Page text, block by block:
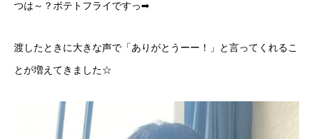
つは～？ポテトフライですっ➡
渡したときに大きな声で「ありがとうーー！」と言ってくれるこ
とが増えてきました☆